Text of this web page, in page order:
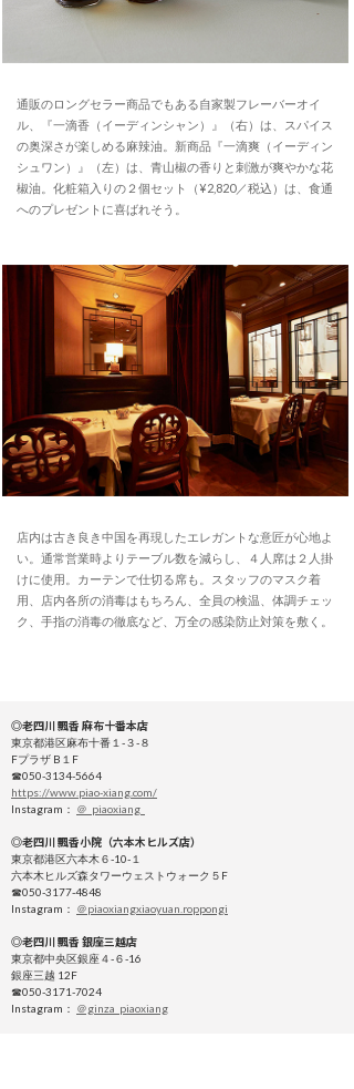
通販のロングセラー商品でもある自家製フレーバーオイ
ル、『一滴香（イーディンシャン）』（右）は、スパイス
の奥深さが楽しめる麻辣油。新商品『一滴爽（イーディン
シュワン）』（左）は、青山椒の香りと刺激が爽やかな花
椒油。化粧箱入りの２個セット（¥2,820／税込）は、食通
へのプレゼントに喜ばれそう。
店内は古き良き中国を再現したエレガントな意匠が心地よ
い。通常営業時よりテーブル数を減らし、４人席は２人掛
けに使用。カーテンで仕切る席も。スタッフのマスク着
用、店内各所の消毒はもちろん、全員の検温、体調チェッ
ク、手指の消毒の徹底など、万全の感染防止対策を敷く。
◎老四川 飄香 麻布十番本店
東京都港区麻布十番１-３-８
Fプラザ B１F
☎050-3134-5664
https://www.piao-xiang.com/
Instagram： ＠_piaoxiang_
◎老四川 飄香小院（六本木ヒルズ店）
東京都港区六本木６-10-１
六本木ヒルズ森タワーウェストウォーク５F
☎050-3177-4848
Instagram： ＠piaoxiangxiaoyuan.roppongi
◎老四川 飄香 銀座三越店
東京都中央区銀座４-６-16
銀座三越 12F
☎050-3171-7024
Instagram： ＠ginza_piaoxiang